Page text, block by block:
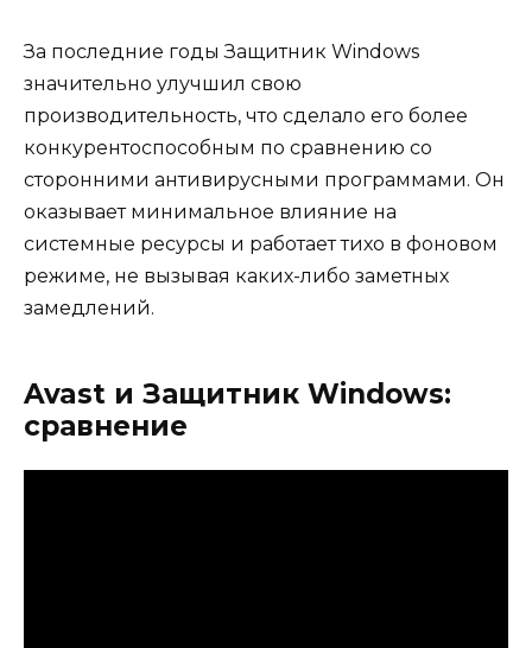
За последние годы Защитник Windows
значительно улучшил свою
производительность, что сделало его более
конкурентоспособным по сравнению со
сторонними антивирусными программами. Он
оказывает минимальное влияние на
системные ресурсы и работает тихо в фоновом
режиме, не вызывая каких-либо заметных
замедлений.
Avast и Защитник Windows:
сравнение